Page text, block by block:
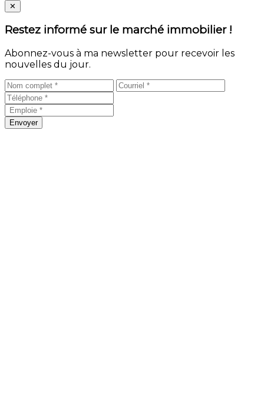
Close
✕
Restez informé sur le marché immobilier !
Abonnez-vous à ma newsletter pour recevoir les
nouvelles du jour.
Envoyer